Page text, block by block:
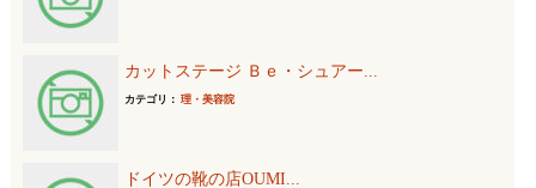
カットステージ Ｂｅ・シュアー...
カテゴリ： 理・美容院
ドイツの靴の店OUMI...